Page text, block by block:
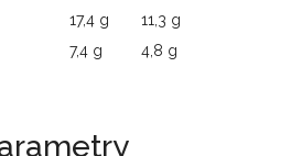
17,4 g
11,3 g
7,4 g
4,8 g